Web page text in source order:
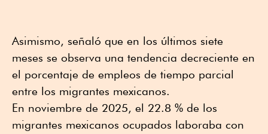
Asimismo, señaló que en los últimos siete
meses se observa una tendencia decreciente en
el porcentaje de empleos de tiempo parcial
entre los migrantes mexicanos.
En noviembre de 2025, el 22.8 % de los
migrantes mexicanos ocupados laboraba con